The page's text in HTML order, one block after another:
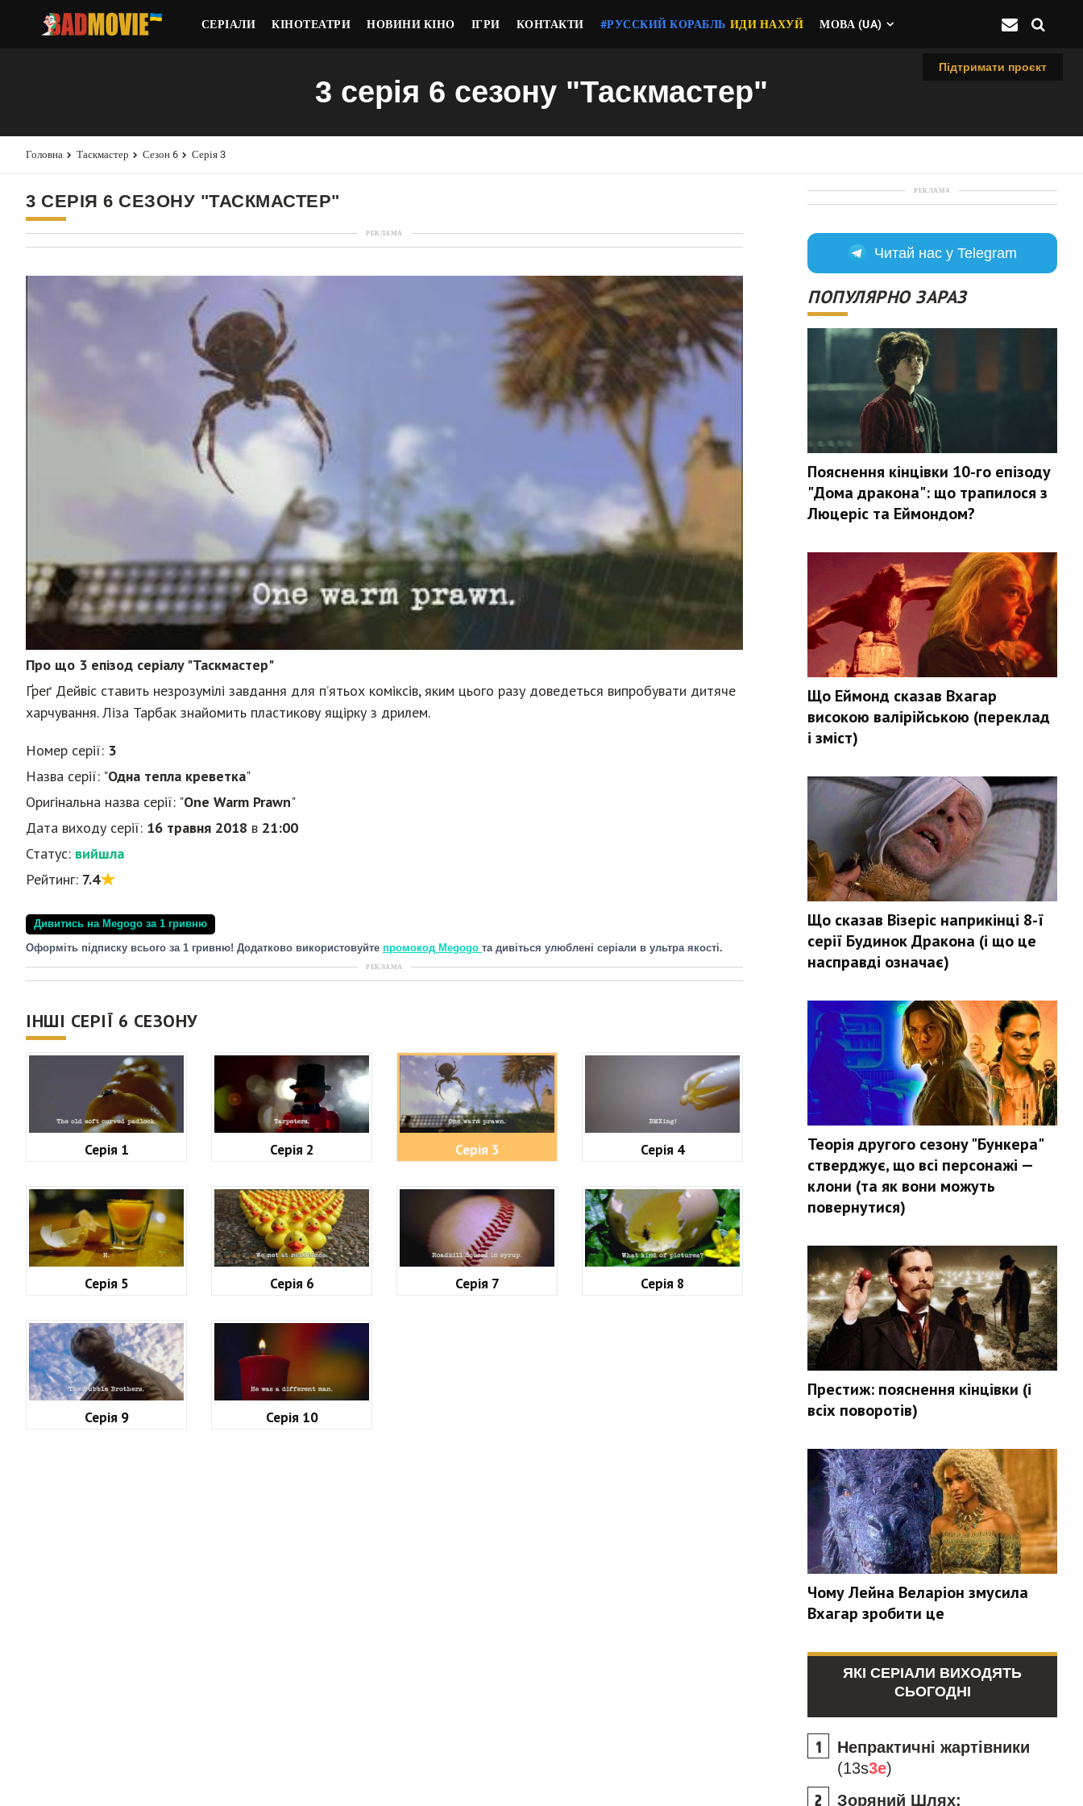
СЕРІАЛИ КІНОТЕАТРИ НОВИНИ КІНО ІГРИ КОНТАКТИ #РУССКИЙ КОРАБЛЬ ИДИ НАХУЙ МОВА (UA)
Підтримати проєкт
3 серія 6 сезону "Таскмастер"
Головна Таскмастер Сезон 6 Серія 3
3 СЕРІЯ 6 СЕЗОНУ "ТАСКМАСТЕР"
РЕКЛАМА
Про що 3 епізод серіалу "Таскмастер"
Ґреґ Дейвіс ставить незрозумілі завдання для п’ятьох коміксів, яким цього разу доведеться випробувати дитяче
харчування. Ліза Тарбак знайомить пластикову ящірку з дрилем.
Номер серії: 3
Назва серії: "Одна тепла креветка"
Оригінальна назва серії: "One Warm Prawn"
Дата виходу серії: 16 травня 2018 в 21:00
Статус: вийшла
Рейтинг: 7.4
Дивитись на Megogo за 1 гривню
Оформіть підписку всього за 1 гривню! Додатково використовуйте промокод Megogo та дивіться улюблені серіали в ультра якості.
РЕКЛАМА
ІНШІ СЕРІЇ 6 СЕЗОНУ
Серія 1 Серія 2 Серія 3 Серія 4
Серія 5 Серія 6 Серія 7 Серія 8
Серія 9 Серія 10
РЕКЛАМА
Читай нас у Telegram
ПОПУЛЯРНО ЗАРАЗ
Пояснення кінцівки 10-го епізоду
"Дома дракона": що трапилося з
Люцеріс та Еймондом?
Що Еймонд сказав Вхагар
високою валірійською (переклад
і зміст)
Що сказав Візеріс наприкінці 8-ї
серії Будинок Дракона (і що це
насправді означає)
Теорія другого сезону "Бункера"
стверджує, що всі персонажі —
клони (та як вони можуть
повернутися)
Престиж: пояснення кінцівки (і
всіх поворотів)
Чому Лейна Веларіон змусила
Вхагар зробити це
ЯКІ СЕРІАЛИ ВИХОДЯТЬ
СЬОГОДНІ
Непрактичні жартівники
(13s3e)
Зоряний Шлях: